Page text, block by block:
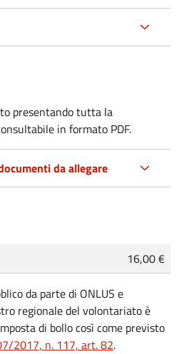
presentando tutta la
in formato PDF.
da allegare
16,00 €
da parte di ONLUS e
regionale del volontariato è
di bollo così come previsto
2017, n. 117, art. 82.